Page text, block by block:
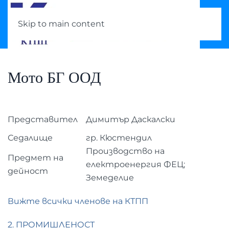
Skip to main content
Мото БГ ООД
Представител
Димитър Даскалски
Седалище
гр. Кюстендил
Предмет на
дейност
Производство на
електроенергия ФЕЦ;
Земеделие
Вижте всички членове на КТПП
2. ПРОМИШЛЕНОСТ